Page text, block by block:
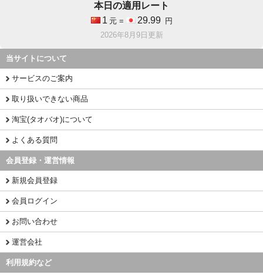
本日の適用レート
1 元 = 29.99
円
2026年8月9日更新
当サイトについて
サービスのご案内
取り扱いできない商品
淘宝(タオバオ)について
よくある質問
会員登録・運営情報
新規会員登録
会員ログイン
お問い合わせ
運営会社
利用規約など